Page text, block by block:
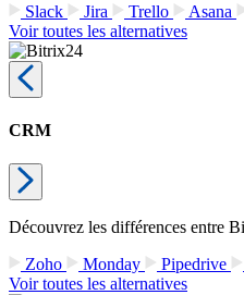
Slack
Jira Trello Asana
Voir toutes les alternatives
CRM
Découvrez les différences entre
Zoho
Monday Pipedrive
Voir toutes les alternatives